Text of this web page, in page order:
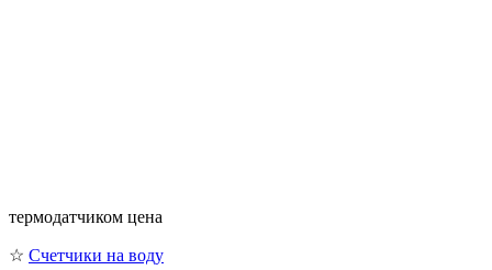
термодатчиком цена
☆ Счетчики на воду